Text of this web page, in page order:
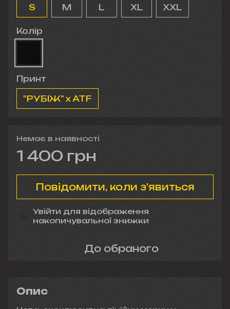
S M L XL XXL
Колір
Принт
"РУБІЖ" x ATF
Немає в наявності
1 400 грн
Повідомити, коли з'явиться
Увійти для відображення
накопичувальної знижки
До обраного
Опис